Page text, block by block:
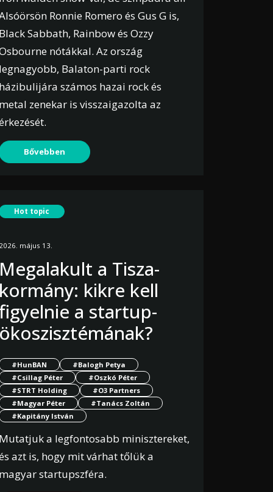
Ronnie Romero és Gus G is,
Black Sabbath, Rainbow és Ozzy
nótákkal. Az ország
legnagyobb, Balaton-parti rock
házibulijára számos hazai rock és
metal zenekar is visszaigazolta az
Bővebben
Hot topic
2026. május 13.
Megalakult a Tisza-
kormány: kikre kell
a startup-
ökoszisztémának?
#HunBAN
#Balogh Petya
#Csillag Péter
#Oszkó Péter
#STRT Holding
#O3 Partners
#Magyar Péter
#Tanács Zoltán
#Kapitány István
Mutatjuk a legfontosabb minisztereket,
azt is, hogy mit várhat tőlük a
magyar startupszféra.